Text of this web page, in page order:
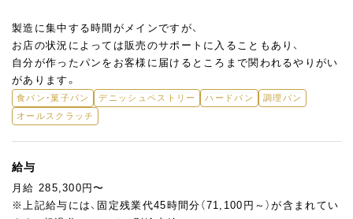
製造に集中する時間がメインですが、
お店の状況によっては販売のサポートに入ることもあり、
自分が作ったパンをお客様に届けるところまで関われるやりがい
があります。
食パン・菓子パン デニッシュペストリー ハードパン
調理パン
オールスクラッチ
給与
月給 285,300円〜
※上記給与には、固定残業代45時間分（71,100円～）が含まれてい